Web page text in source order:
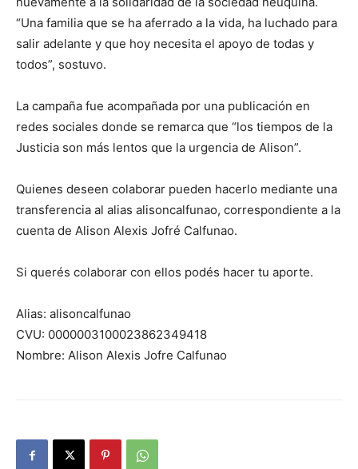
“Una familia que se ha aferrado a la vida, ha luchado para
salir adelante y que hoy necesita el apoyo de todas y
todos”, sostuvo.
La campaña fue acompañada por una publicación en
redes sociales donde se remarca que “los tiempos de la
Justicia son más lentos que la urgencia de Alison”.
Quienes deseen colaborar pueden hacerlo mediante una
transferencia al alias alisoncalfunao, correspondiente a la
cuenta de Alison Alexis Jofré Calfunao.
Si querés colaborar con ellos podés hacer tu aporte.
Alias: alisoncalfunao
CVU: 0000003100023862349418
Nombre: Alison Alexis Jofre Calfunao